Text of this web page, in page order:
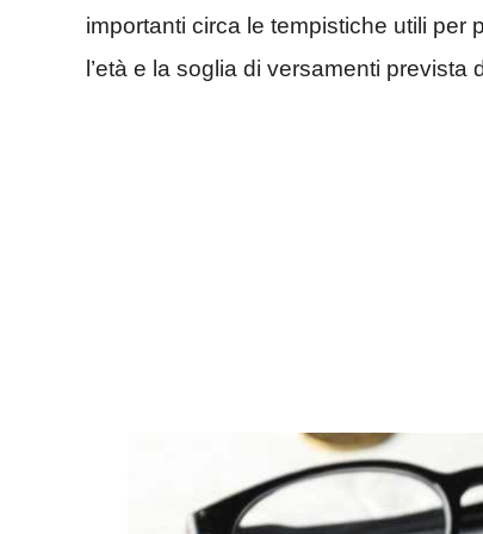
importanti circa le tempistiche utili per
l’età e la soglia di versamenti prevista